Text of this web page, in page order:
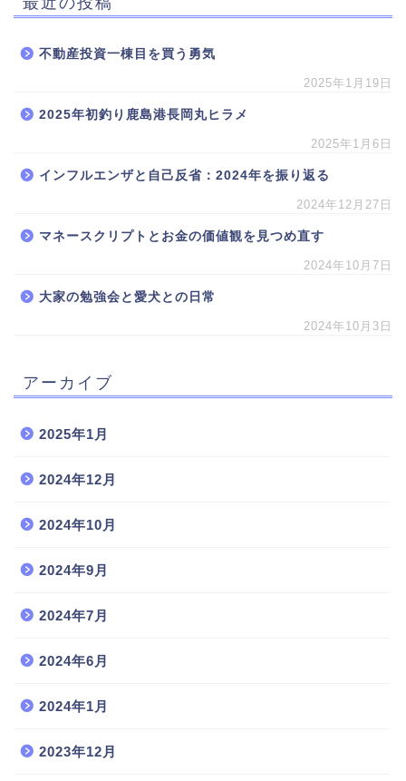
不動産投資一棟目を買う勇気
2025年1月19日
2025年初釣り鹿島港長岡丸ヒラメ
2025年1月6日
インフルエンザと自己反省：2024年を振り返る
2024年12月27日
マネースクリプトとお金の価値観を見つめ直す
2024年10月7日
大家の勉強会と愛犬との日常
2024年10月3日
アーカイブ
2025年1月
2024年12月
2024年10月
2024年9月
2024年7月
2024年6月
2024年1月
2023年12月